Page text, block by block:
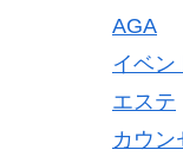
AGA
イベン
エステ
カウン